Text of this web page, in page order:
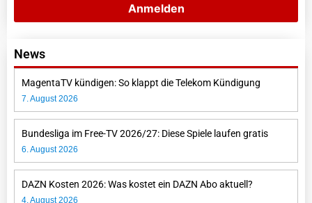
News
MagentaTV kündigen: So klappt die Telekom Kündigung
7. August 2026
Bundesliga im Free-TV 2026/27: Diese Spiele laufen gratis
6. August 2026
DAZN Kosten 2026: Was kostet ein DAZN Abo aktuell?
4. August 2026